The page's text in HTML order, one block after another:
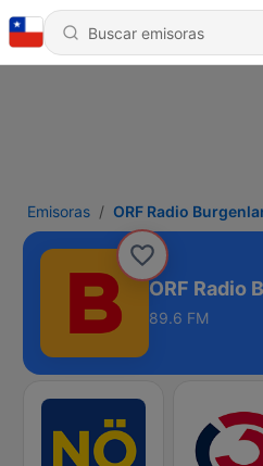
Emisoras ORF Radio
ORF Radio
89.6 FM